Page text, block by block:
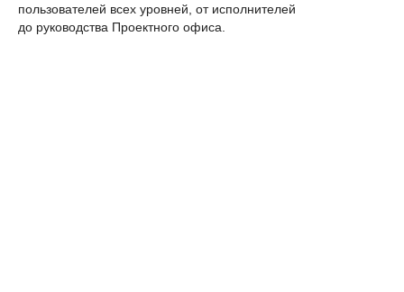
пользователей всех уровней, от исполнителей
до руководства Проектного офиса.